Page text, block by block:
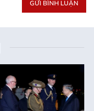
GỬI BÌNH LUẬN